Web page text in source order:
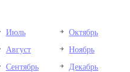
Июль
Август
Сентябрь
Октябрь
Ноябрь
Декабрь